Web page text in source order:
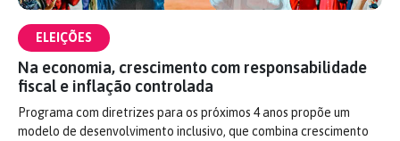
ELEIÇÕES
Na economia, crescimento com responsabilidade
fiscal e inflação controlada
Programa com diretrizes para os próximos 4 anos propõe um
modelo de desenvolvimento inclusivo, que combina crescimento